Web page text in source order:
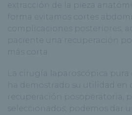
extracción de la pieza
forma evitamos cortes
complicaciones posteriores,
paciente una recuperación
más corta.
La cirugía laparoscópica
ha demostrado su utilidad en
recuperación posoperatoria,
seleccionados, podemos dar